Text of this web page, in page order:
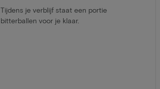
Tijdens je verblijf staat een portie
bitterballen voor je klaar.